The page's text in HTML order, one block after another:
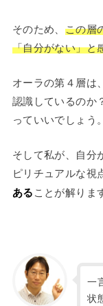
そのため、 この層
「自分がない」と
オーラの第４層は
認識しているのか
っていいでしょう。
そして私が、自分
ピリチュアルな視
あることが解りま
一
状